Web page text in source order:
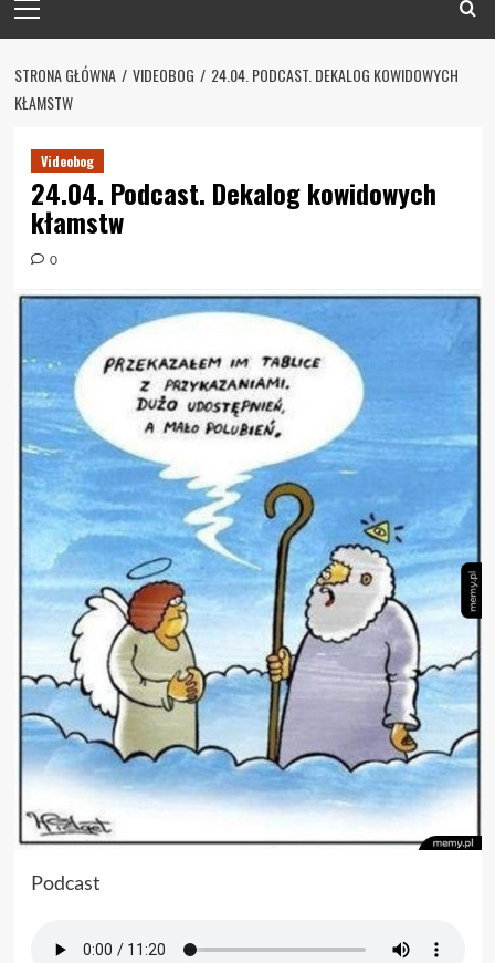
Menu
STRONA GŁÓWNA VIDEOBOG
24.04. PODCAST. DEKALOG KOWIDOWYCH
KŁAMSTW
Videobog
24.04. Podcast. Dekalog kowidowych
kłamstw
0
Podcast